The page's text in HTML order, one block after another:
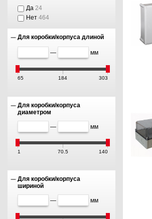
Да 24
Нет 464
Для коробки/корпуса длиной
— мм
65 184 303
Для коробки/корпуса
диаметром
— мм
1 70.5 140
Для коробки/корпуса
шириной
— мм